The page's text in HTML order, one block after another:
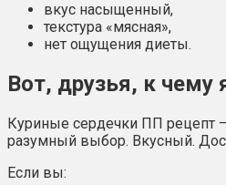
вкус насыщенный,
текстура «мясная»,
нет ощущения диеты.
Вот, друзья, к чему
Куриные сердечки ПП рецепт
разумный выбор. Вкусный.
Если вы: